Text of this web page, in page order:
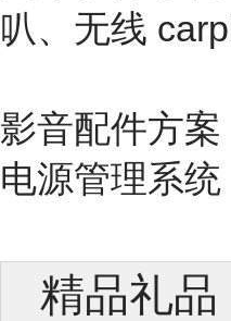
叭、无线
影音配件方
电源管理系统
精品礼品